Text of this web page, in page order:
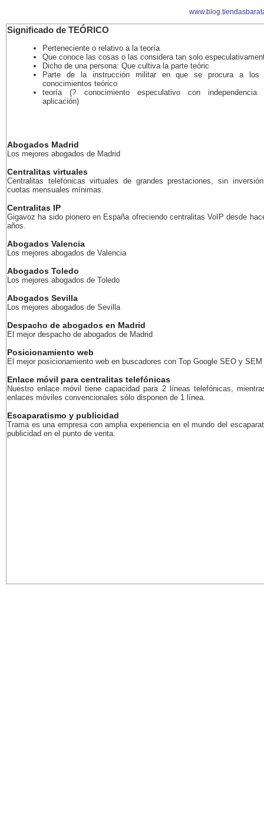
Significado de TEÓRICO
Perteneciente o relativo a la teoría
Que conoce las cosas o las considera tan solo
Dicho de una persona: Que cultiva la parte teóric
Parte de la instrucción militar en que se procura a los
conocimientos teórico
teoría (? conocimiento especulativo con
aplicación)
Abogados Madrid
Los mejores abogados de Madrid
Centralitas virtuales
Centralitas telefónicas virtuales de grandes prestaciones, sin
cuotas mensuales mínimas.
Centralitas IP
Gigavoz ha sido pionero en España ofreciendo centralitas VoIP desde
años.
Abogados Valencia
Los mejores abogados de Valencia
Abogados Toledo
Los mejores abogados de Toledo
Abogados Sevilla
Los mejores abogados de Sevilla
Despacho de abogados en Madrid
El mejor despacho de abogados de Madrid
Posicionamiento web
El mejor posicionamiento web en buscadores con Top Google SEO y SEM
Enlace móvil para centralitas telefónicas
Nuestro enlace móvil tiene capacidad para 2 líneas telefónicas,
enlaces móviles convencionales sólo disponen de 1 línea.
Escaparatismo y publicidad
Trama es una empresa con amplia experiencia en el mundo del
publicidad en el punto de venta.